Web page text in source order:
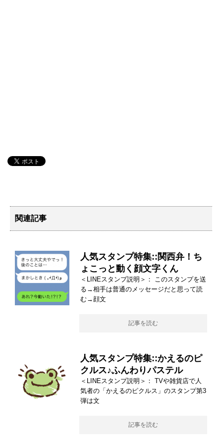
関連記事
人気スタンプ特集::関西弁！ち
ょこっと動く顔文字くん
＜LINEスタンプ説明＞： このスタンプを送
る→相手は普通のメッセージだと思って読
む→顔文
記事を読む
人気スタンプ特集::かえるのピ
クルス♪ふんわりパステル
＜LINEスタンプ説明＞： TVや雑貨店で人
気者の「かえるのピクルス」のスタンプ第3
弾は文
記事を読む